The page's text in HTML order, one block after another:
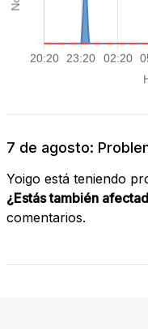
7 de agosto:
Yoigo está teniendo
¿Estás también
comentarios.